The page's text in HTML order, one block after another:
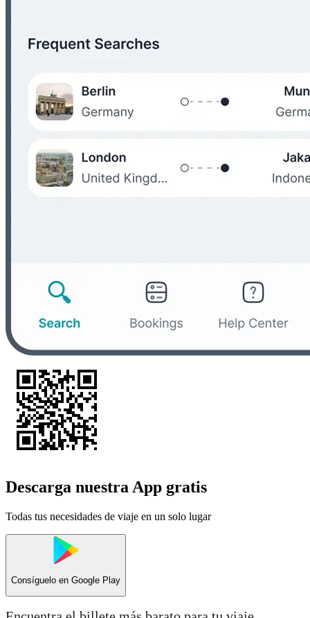
Descarga nuestra App gratis
Todas tus necesidades de viaje en un solo lugar
Consíguelo en Google Play